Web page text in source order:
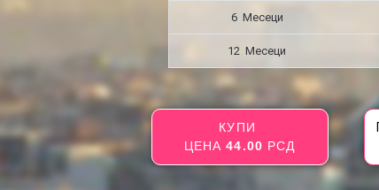
6 Месеци
12 Месеци
КУПИ
ЦЕНА44.00 РСД